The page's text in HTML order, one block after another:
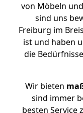
von Möbeln
sind uns
Freiburg im
ist und haben
die
Wir bieten
sind immer
besten Service